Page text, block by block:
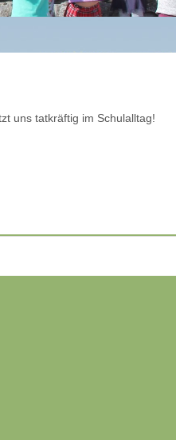
uns tatkräftig im Schulalltag!